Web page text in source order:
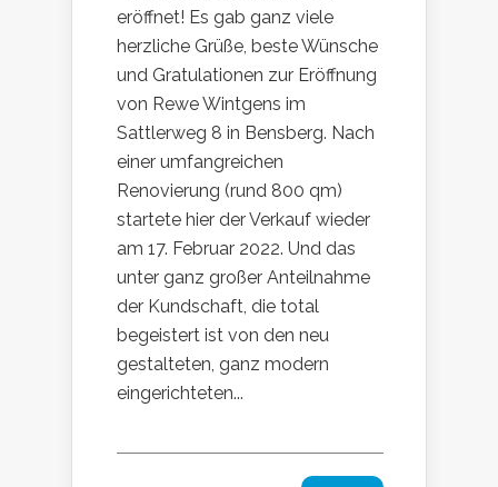
eröffnet! Es gab ganz viele
herzliche Grüße, beste Wünsche
und Gratulationen zur Eröffnung
von Rewe Wintgens im
Sattlerweg 8 in Bensberg. Nach
einer umfangreichen
Renovierung (rund 800 qm)
startete hier der Verkauf wieder
am 17. Februar 2022. Und das
unter ganz großer Anteilnahme
der Kundschaft, die total
begeistert ist von den neu
gestalteten, ganz modern
eingerichteten...